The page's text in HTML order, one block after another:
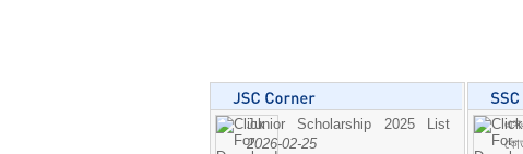
Junior Scholarship 2025 List
2026-02-25